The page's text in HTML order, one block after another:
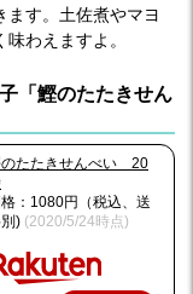
ます。土佐煮やマヨ
わえますよ。
「鰹のたたきせん
たたきせんべい 20
：1080円（税込、送
) (2020/5/24時点)